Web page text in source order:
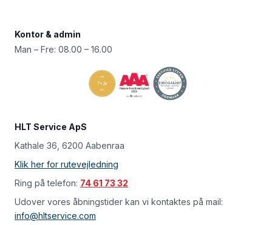
Kontor & admin
Man – Fre: 08.00 – 16.00
HLT Service ApS
Kathale 36, 6200 Aabenraa
Klik her for rutevejledning
Ring på telefon: 74 61 73 32
Udover vores åbningstider kan vi kontaktes på mail:
info@hltservice.com